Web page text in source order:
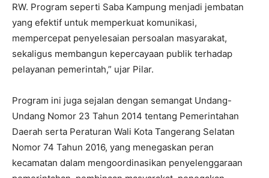
RW. Program seperti Saba Kampung menjadi jembatan
yang efektif untuk memperkuat komunikasi,
mempercepat penyelesaian persoalan masyarakat,
sekaligus membangun kepercayaan publik terhadap
pelayanan pemerintah,” ujar Pilar.
Program ini juga sejalan dengan semangat Undang-
Undang Nomor 23 Tahun 2014 tentang Pemerintahan
Daerah serta Peraturan Wali Kota Tangerang Selatan
Nomor 74 Tahun 2016, yang menegaskan peran
kecamatan dalam mengoordinasikan penyelenggaraan